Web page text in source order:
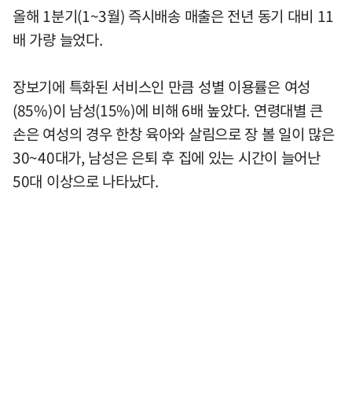
올해 1분기(1~3월) 즉시배송 매출은 전년 동기 대비 11
배 가량 늘었다.
장보기에 특화된 서비스인 만큼 성별 이용률은 여성
(85%)이 남성(15%)에 비해 6배 높았다. 연령대별 큰
손은 여성의 경우 한창 육아와 살림으로 장 볼 일이 많은
30~40대가, 남성은 은퇴 후 집에 있는 시간이 늘어난
50대 이상으로 나타났다.